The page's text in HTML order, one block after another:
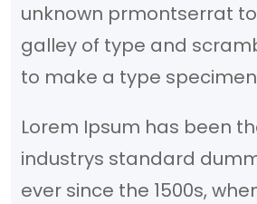
unknown prmontserrat
galley of type and
to make a type
Lorem Ipsum has been
industrys standard
ever since the 1500s,